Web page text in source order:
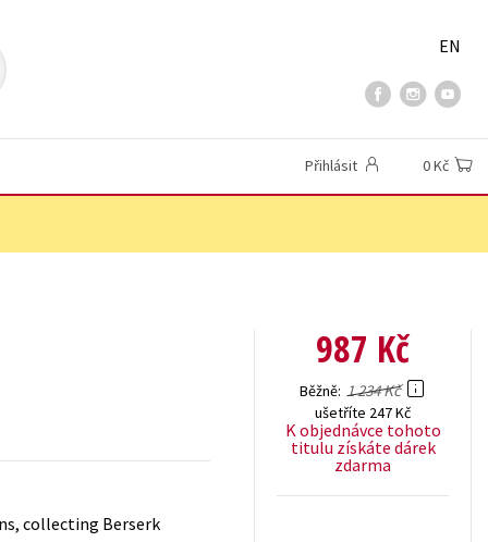
EN
Přihlásit 0 Kč
collecting Berserk
987 Kč
Běžně 1 234 Kč
ušetříte 247 Kč
K objednávce tohoto
titulu získáte dárek
zdarma